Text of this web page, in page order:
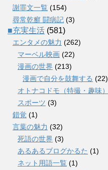
謝罪文一覧 (154)
尋常乾癬 闘病記 (3)
■充実生活 (581)
エンタメの魅力 (262)
マーベル映画 (22)
漫画の世界 (213)
漫画で自分を鼓舞する (22)
オトナコドモ（特撮・趣味）
スポーツ (3)
錯覚 (1)
言葉の魅力 (32)
死語の世界 (3)
あるあるブログかるた (1)
ネット用語一覧 (1)